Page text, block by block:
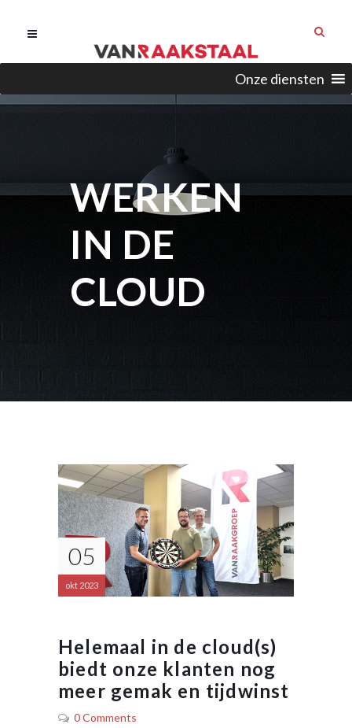
Onze diensten
WERKEN
IN DE
CLOUD
05
okt 2023
Helemaal in de cloud(s)
biedt onze klanten nog
meer gemak en tijdwinst
0 Comments